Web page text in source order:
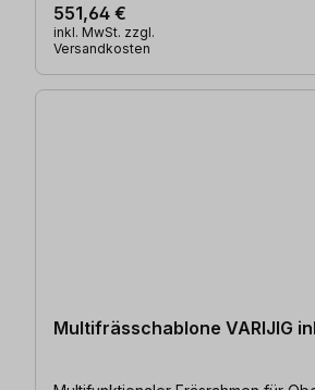
551,64 €
inkl. MwSt. zzgl.
Versandkosten
Multifrässchablone VARIJIG